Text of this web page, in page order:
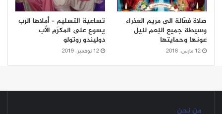
صلاة فعّالة الى مريم العذراء
وسيطة جميع النِعم لنيل
عونها وحمايتها
12 مارس، 2018
تساعية التسليم – أملاها الرب
يسوع على المكرّم الأب
دوليندو روتولو
12 نوفمبر، 2019
من نحن